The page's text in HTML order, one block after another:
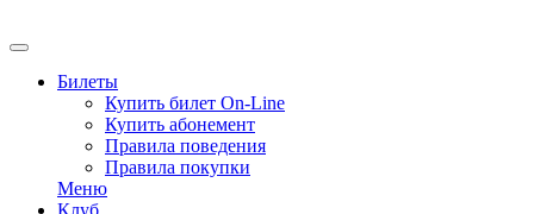
Билеты
Купить билет On-Line
Купить абонемент
Правила поведения
Правила покупки
Меню
Клуб